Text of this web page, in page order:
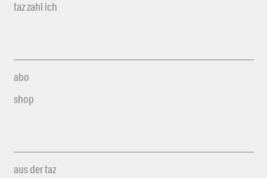
taz zahl ich
abo
shop
aus der taz